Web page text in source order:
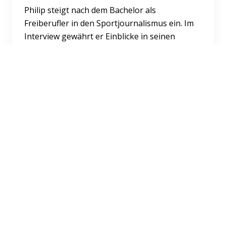
Philip steigt nach dem Bachelor als
Freiberufler in den Sportjournalismus ein. Im
Interview gewährt er Einblicke in seinen